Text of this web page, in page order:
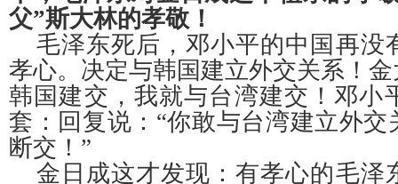
父”斯大林的孝敬！
毛泽东死后，邓小平的中国再没
孝心。决定与韩国建立外交关系！
韩国建交，我就与台湾建交！邓小
套：回复说： “你敢与台湾建立外
断交！”
金日成这才发现：有孝心的毛泽